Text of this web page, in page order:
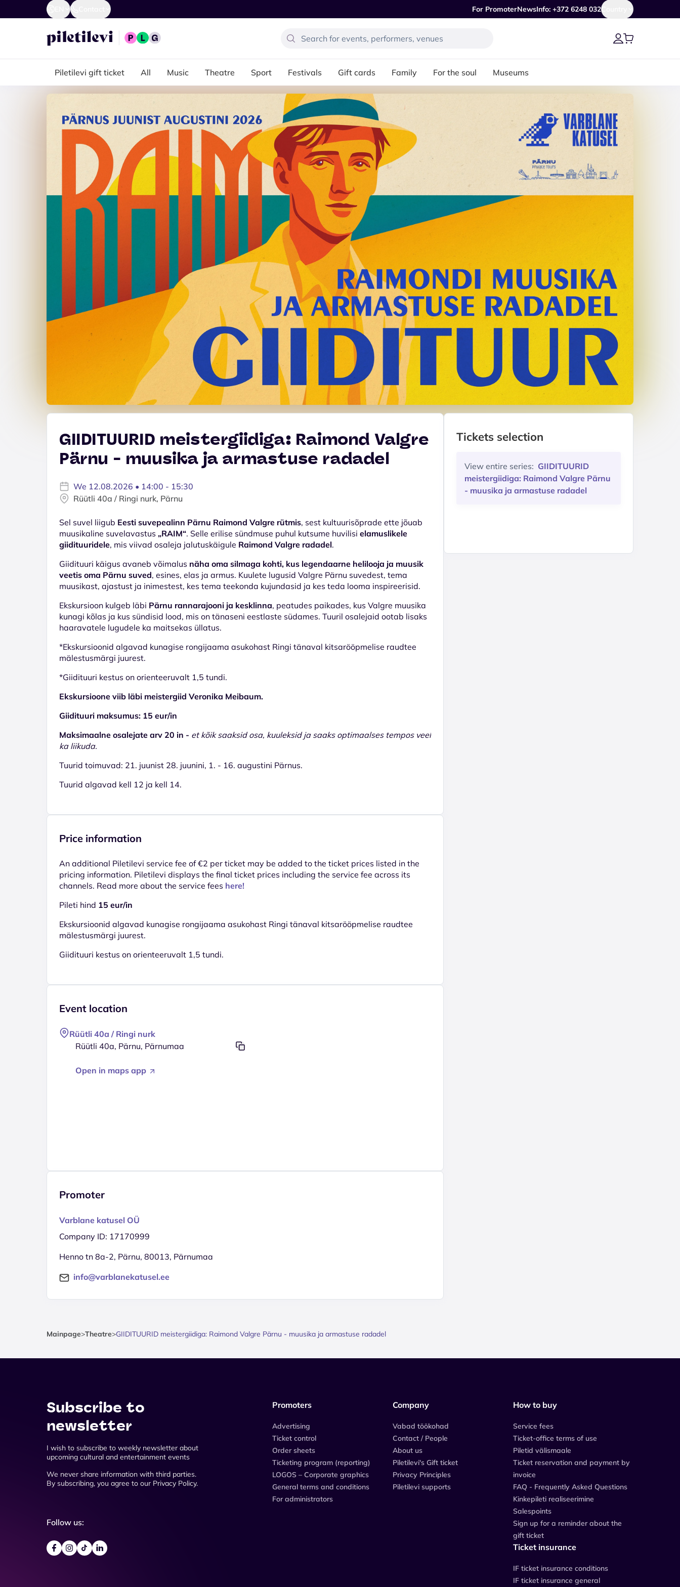
For PromoterNewsInfo: +372 6248 032Country
Piletilevi gift ticket All Music Theatre Sport Festivals Gift cards Family For the soul Museums
GIIDITUURID meistergiidiga: Raimond Valgre
Pärnu - muusika ja armastuse radadel
We 12.08.2026 • 14:00 - 15:30
Rüütli 40a / Ringi nurk, Pärnu
Sel suvel liigub Eesti suvepealinn Pärnu Raimond Valgre rütmis, sest kultuurisõprade ette jõuab
muusikaline suvelavastus „RAIM“. Selle erilise sündmuse puhul kutsume huvilisi elamuslikele
giidituuridele, mis viivad osaleja jalutuskäigule Raimond Valgre radadel.
Giidituuri käigus avaneb võimalus näha oma silmaga kohti, kus legendaarne helilooja ja muusik
veetis oma Pärnu suved, esines, elas ja armus. Kuulete lugusid Valgre Pärnu suvedest, tema
muusikast, ajastust ja inimestest, kes tema teekonda kujundasid ja kes teda looma inspireerisid.
Ekskursioon kulgeb läbi Pärnu rannarajooni ja kesklinna, peatudes paikades, kus Valgre muusika
kunagi kõlas ja kus sündisid lood, mis on tänaseni eestlaste südames. Tuuril osalejaid ootab lisaks
haaravatele lugudele ka maitsekas üllatus.
*Ekskursioonid algavad kunagise rongijaama asukohast Ringi tänaval kitsarööpmelise raudtee
mälestusmärgi juurest.
*Giidituuri kestus on orienteeruvalt 1,5 tundi.
Ekskursioone viib läbi meistergiid Veronika Meibaum.
Giidituuri maksumus: 15 eur/in
Maksimaalne osalejate arv 20 in - et kõik saaksid osa, kuuleksid ja saaks optimaalses tempos veel
ka liikuda.
Tuurid toimuvad: 21. juunist 28. juunini, 1. - 16. augustini Pärnus.
Tuurid algavad kell 12 ja kell 14.
Price information
An additional Piletilevi service fee of €2 per ticket may be added to the ticket prices listed in the
pricing information. Piletilevi displays the final ticket prices including the service fee across its
channels. Read more about the service fees here!
Pileti hind 15 eur/in
Ekskursioonid algavad kunagise rongijaama asukohast Ringi tänaval kitsarööpmelise raudtee
mälestusmärgi juurest.
Giidituuri kestus on orienteeruvalt 1,5 tundi.
Event location
Rüütli 40a / Ringi nurk
Rüütli 40a, Pärnu, Pärnumaa
Open in maps app
Promoter
Varblane katusel OÜ
Company ID: 17170999
Henno tn 8a-2, Pärnu, 80013, Pärnumaa
info@varblanekatusel.ee
Tickets selection
View entire series: GIIDITUURID
meistergiidiga: Raimond Valgre Pärnu
- muusika ja armastuse radadel
Mainpage>Theatre>GIIDITUURID meistergiidiga: Raimond Valgre Pärnu - muusika ja armastuse radadel
Subscribe to
newsletter
I wish to subscribe to weekly newsletter about
upcoming cultural and entertainment events
We never share information with third parties.
By subscribing, you agree to our Privacy Policy.
Follow us:
Promoters
Advertising
Ticket control
Order sheets
Ticketing program (reporting)
LOGOS – Corporate graphics
General terms and conditions
For administrators
Company
Vabad töökohad
Contact / People
About us
Piletilevi's Gift ticket
Privacy Principles
Piletilevi supports
How to buy
Service fees
Ticket-office terms of use
Piletid välismaale
Ticket reservation and payment by
invoice
FAQ - Frequently Asked Questions
Kinkepileti realiseerimine
Salespoints
Sign up for a reminder about the
gift ticket
Ticket insurance
IF ticket insurance conditions
IF ticket insurance general